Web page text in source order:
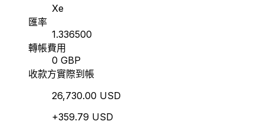
Xe
匯率
1.336500
轉帳費用
0 GBP
收款方實際到帳
26,730.00 USD
+359.79 USD